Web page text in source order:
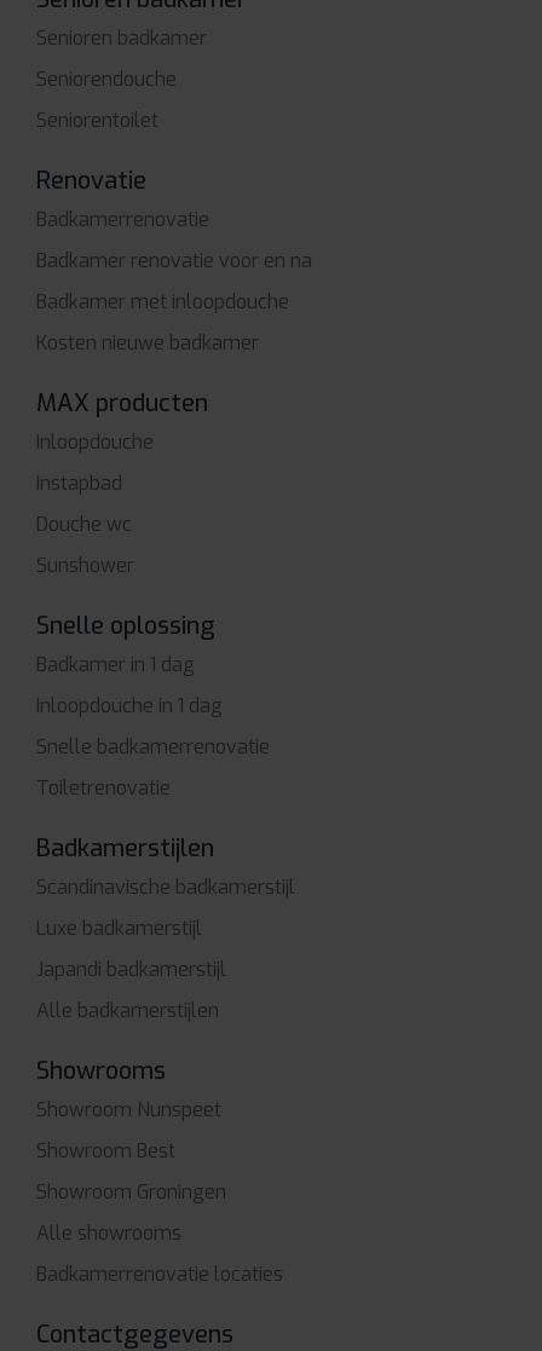
Senioren badkamer
Seniorendouche
Seniorentoilet
Renovatie
Badkamerrenovatie
Badkamer renovatie voor en na
Badkamer met inloopdouche
Kosten nieuwe badkamer
MAX producten
Inloopdouche
Instapbad
Douche wc
Sunshower
Snelle oplossing
Badkamer in 1 dag
Inloopdouche in 1 dag
Snelle badkamerrenovatie
Toiletrenovatie
Badkamerstijlen
Scandinavische badkamerstijl
Luxe badkamerstijl
Japandi badkamerstijl
Alle badkamerstijlen
Showrooms
Showroom Nunspeet
Showroom Best
Showroom Groningen
Alle showrooms
Badkamerrenovatie locaties
Contactgegevens